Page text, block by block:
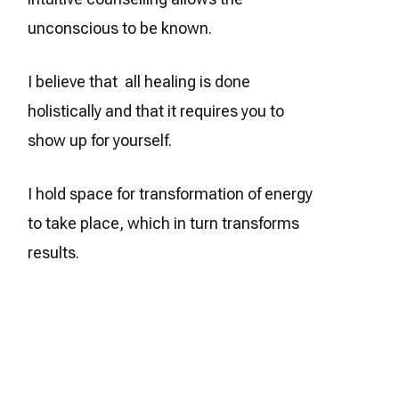
unconscious to be known.
I believe that all healing is done
holistically and that it requires you to
show up for yourself.
I hold space for transformation of energy
to take place, which in turn transforms
results.